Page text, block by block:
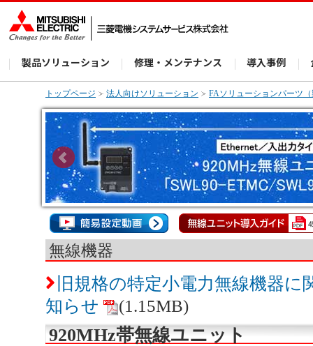
製品ソリューション 修理・メンテナンス 導入事例
トップページ 法人向けソリューション FAソリューションパーツ
無線機器
旧規格の特定小電力無線機器に
知らせ
(1.15MB)
920MHz帯無線ユニット